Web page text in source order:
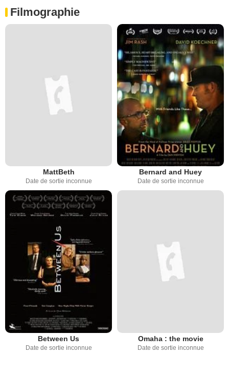
Filmographie
MattBeth
Date de sortie inconnue
Bernard and Huey
Date de sortie inconnue
Between Us
Date de sortie inconnue
Omaha : the movie
Date de sortie inconnue